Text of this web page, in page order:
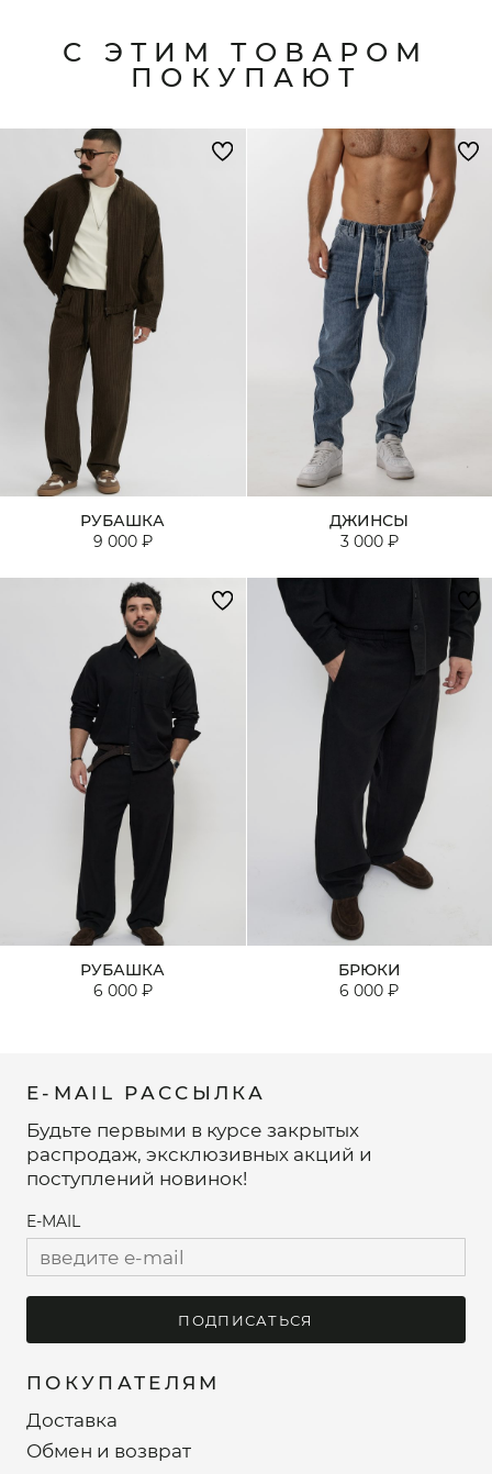
С ЭТИМ ТОВАРОМ
ПОКУПАЮТ
РУБАШКА
9 000 ₽
ДЖИНСЫ
3 000 ₽
РУБАШКА
6 000 ₽
БРЮКИ
6 000 ₽
ПОКУПАТЕЛЯМ
Доставка
Обмен и возврат
E-MAIL РАССЫЛКА
Будьте первыми в курсе закрытых
распродаж, эксклюзивных акций и
поступлений новинок!
E-MAIL
ПОДПИСАТЬСЯ